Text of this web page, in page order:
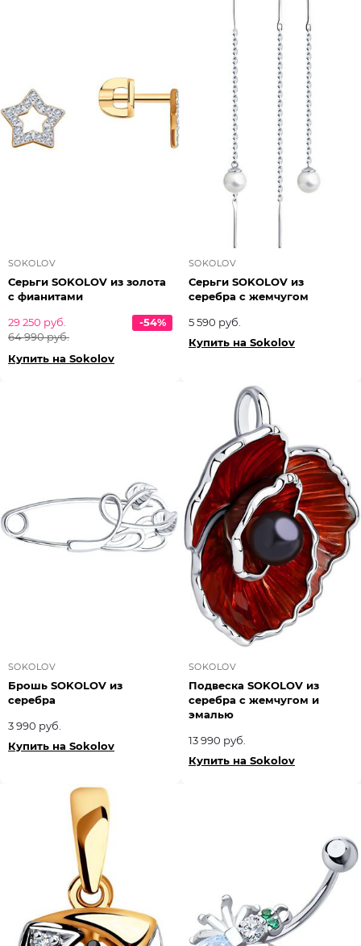
SOKOLOV
Серьги SOKOLOV из золота
с фианитами
29 250 руб.
64 990 руб.
-54%
Купить на Sokolov
SOKOLOV
Серьги SOKOLOV из
серебра с жемчугом
5 590 руб.
Купить на Sokolov
SOKOLOV
Брошь SOKOLOV из
серебра
3 990 руб.
Купить на Sokolov
SOKOLOV
Подвеска SOKOLOV из
серебра с жемчугом и
эмалью
13 990 руб.
Купить на Sokolov